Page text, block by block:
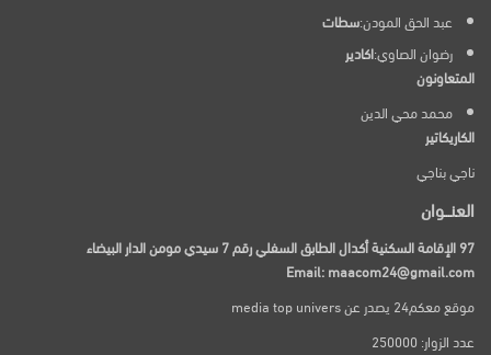
عبد الحق المودن:سطات
رضوان الصاوي:اكادير
المتعاونون
محمد محي الدين
الكاريكاتير
ناجي بناجي
العنـــوان
97 الإقامة السكنية أكدال الطابق السفلي رقم 7 سيدي مومن الدار البيضاء
Email: maacom24@gmail.com
موقع معكم24 يصدر عن media top univers
عدد الزوار: 250000